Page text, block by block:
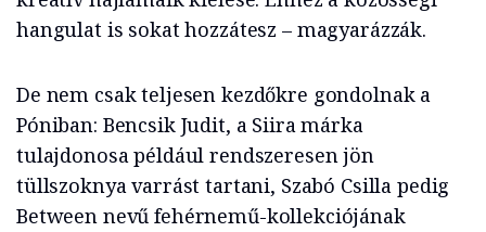
hangulat is sokat hozzátesz – magyarázzák.
De nem csak teljesen kezdőkre gondolnak a
Póniban: Bencsik Judit, a Siira márka
tulajdonosa például rendszeresen jön
tüllszoknya varrást tartani, Szabó Csilla pedig
Between nevű fehérnemű-kollekciójának